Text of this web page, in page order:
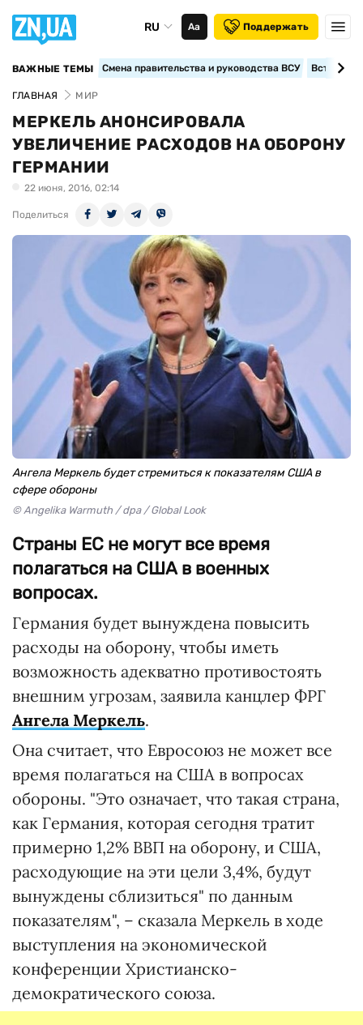
RU Аа Поддержать
ВАЖНЫЕ ТЕМЫ Смена правительства и руководства ВСУ
ГЛАВНАЯ МИР
МЕРКЕЛЬ АНОНСИРОВАЛА
УВЕЛИЧЕНИЕ РАСХОДОВ НА ОБОРОНУ
ГЕРМАНИИ
22 июня, 2016, 02:14
Поделиться
Ангела Меркель будет стремиться к показателям США в
сфере обороны
© Angelika Warmuth / dpa / Global Look
Страны ЕС не могут все время
полагаться на США в военных
вопросах.
Германия будет вынуждена повысить
расходы на оборону, чтобы иметь
возможность адекватно противостоять
внешним угрозам, заявила канцлер ФРГ
Ангела Меркель.
Она считает, что Евросоюз не может все
время полагаться на США в вопросах
обороны. "Это означает, что такая страна,
как Германия, которая сегодня тратит
примерно 1,2% ВВП на оборону, и США,
расходующие на эти цели 3,4%, будут
вынуждены сблизиться" по данным
показателям", – сказала Меркель в ходе
выступления на экономической
конференции Христианско-
демократического союза.